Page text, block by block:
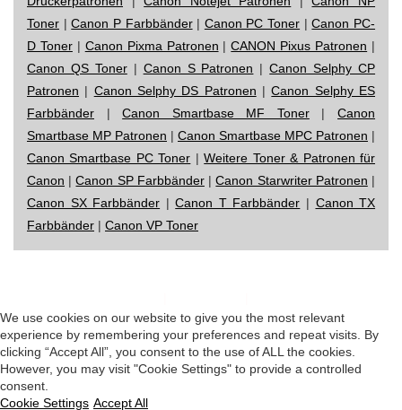
Toner |Canon P Farbbänder| Canon PC Toner |Canon PC-
D Toner| Canon Pixma Patronen |CANON Pixus Patronen |
Canon QS Toner| Canon S Patronen |Canon Selphy CP
Patronen | Canon Selphy DS Patronen |Canon Selphy ES
Farbbänder |Canon Smartbase MF Toner|Canon
Smartbase MP Patronen | Canon Smartbase MPC Patronen |
Canon Smartbase PC Toner |Weitere Toner & Patronen für
Canon |Canon SP Farbbänder|Canon Starwriter Patronen |
Canon SX Farbbänder |Canon T Farbbänder | Canon TX
Farbbänder | Canon VP Toner
We use cookies on our website to give you the most relevant
experience by remembering your preferences and repeat visits. By
clicking “Accept All”, you consent to the use of ALL the cookies.
However, you may visit "Cookie Settings" to provide a controlled
consent.
Cookie Settings Accept All